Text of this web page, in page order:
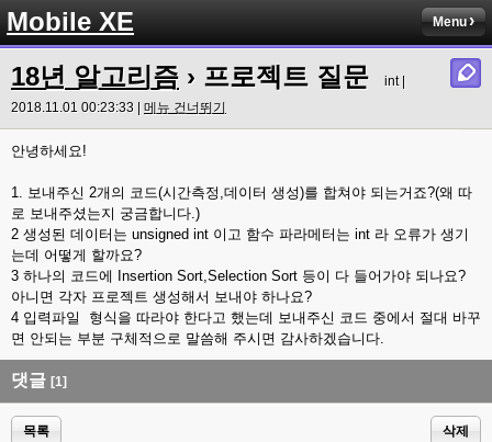
Mobile XE Menu
18년 알고리즘 › 프로젝트 질문
int |
2018.11.01 00:23:33 | 메뉴 건너뛰기
안녕하세요!
1. 보내주신 2개의 코드(시간측정,데이터 생성)를 합쳐야 되는거죠?(왜 따
로 보내주셨는지 궁금합니다.)
2 생성된 데이터는 unsigned int 이고 함수 파라메터는 int 라 오류가 생기
는데 어떻게 할까요?
3 하나의 코드에 Insertion Sort,Selection Sort 등이 다 들어가야 되나요?
아니면 각자 프로젝트 생성해서 보내야 하나요?
4 입력파일 형식을 따라야 한다고 했는데 보내주신 코드 중에서 절대 바꾸
면 안되는 부분 구체적으로 말씀해 주시면 감사하겠습니다.
댓글 [1]
목록 삭제